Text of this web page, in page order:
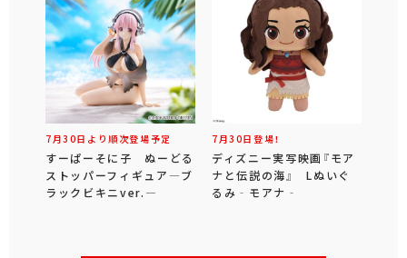
7月30日より順次登場予定
すーぱーそに子 ぬーどる
ストッパーフィギュア―ブ
ラックビキニver.―
7月30日登場！
ディズニー実写映画『モア
ナと伝説の海』 Lぬいぐ
るみ‐モアナ‐